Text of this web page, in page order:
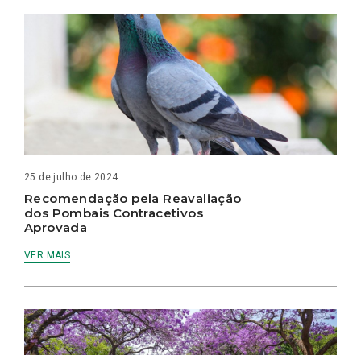
25 de julho de 2024
Recomendação pela Reavaliação
dos Pombais Contracetivos
Aprovada
VER MAIS